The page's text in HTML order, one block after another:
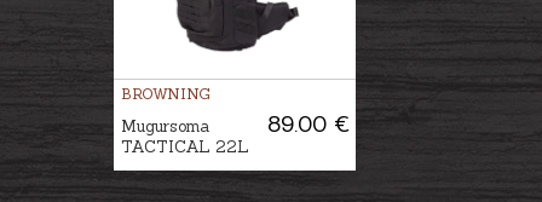
BROWNING
89.00 €
Mugursoma
TACTICAL 22L